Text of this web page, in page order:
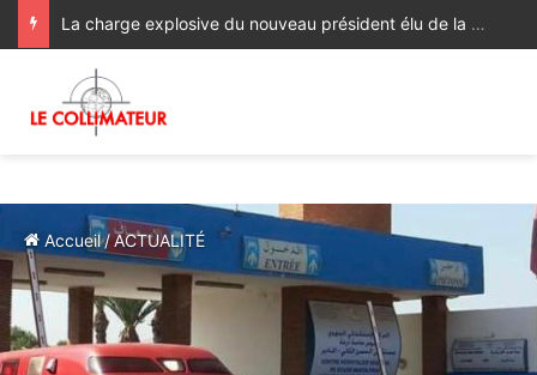
La charge explosive du nouveau président élu de la Colombie contre Alger, Prétoria, la Havane et Managua
Accueil/ACTUALITÉ